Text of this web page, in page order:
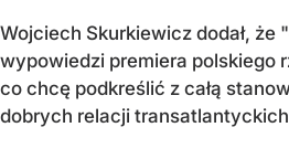
Wojciech Skurkiewicz dodał, że
wypowiedzi premiera polskiego
co chcę podkreślić z całą
dobrych relacji